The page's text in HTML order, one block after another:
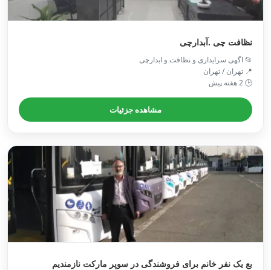
نظافت چی .آبدارچی
📂 اگهی سرایداری و نظافت و ابدارچی
📍 تهران / تهران
🕒 2 هفته پیش
مشاهده جزئیات
بع یک نفر خانم برای فروشندگی در سوپر مارکت نازمندیم